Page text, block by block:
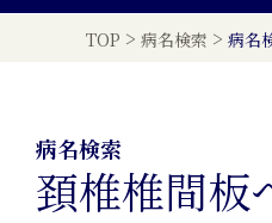
TOP > 病名検索 > 病名
病名検索
頚椎椎間板